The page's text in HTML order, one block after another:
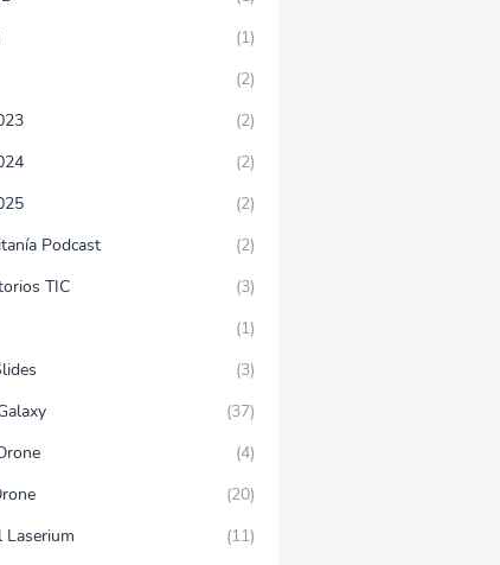
(1)
(2)
(2)
(2)
(2)
Podcast
(2)
TIC
(3)
(1)
(3)
(37)
(4)
(20)
Laserium
(11)